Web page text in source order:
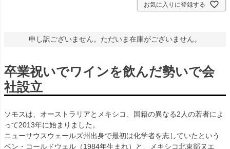
お気に入りに登録する
申し訳ございません。ただいま在庫がございません。
卒業祝いでワインを飲んだ勢いで会
社設立
ソモスは、オーストラリアとメキシコ、国籍の異なる2人の若者によ
って2013年に始まりました。
ニューサウスウェールズ州出身で最初は化学者を志していたという
ベン・コールドウェル（1984年生まれ）と、メキシコ北東部ヌエ